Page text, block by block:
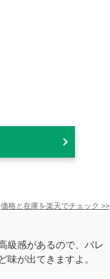
価格と在庫を楽天でチェック >>
級感があるので、バレ
が出てきますよ。